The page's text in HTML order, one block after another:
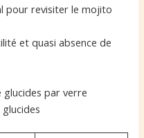
pour revisiter le mojito
et quasi absence de
par verre